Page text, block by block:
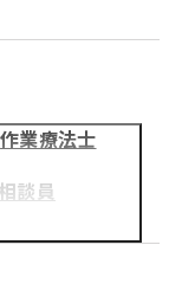
作業療法士
談員